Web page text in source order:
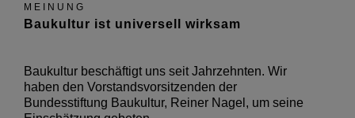
MEINUNG
Baukultur ist universell wirksam
Baukultur beschäftigt uns seit Jahrzehnten. Wir
haben den Vorstandsvorsitzenden der
Bundesstiftung Baukultur, Reiner Nagel, um seine